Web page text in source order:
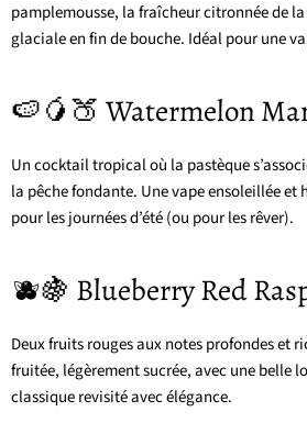
pamplemousse, la fraîcheur citronnée de
glaciale en fin de bouche. Idéal pour une
🍉🥭🍑 Watermelon
Un cocktail tropical où la pastèque
la pêche fondante. Une vape ensoleillée
pour les journées d’été (ou pour les rêver).
🫐🍇 Blueberry Red
Deux fruits rouges aux notes profondes et
fruitée, légèrement sucrée, avec une belle
classique revisité avec élégance.